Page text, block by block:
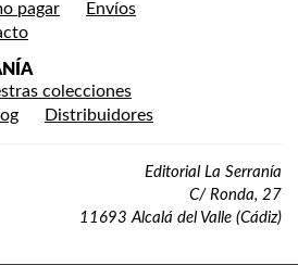
pagar
Envíos
colecciones
Distribuidores
Editorial La Serranía
C/ Ronda, 27
11693 Alcalá del Valle (Cádiz)